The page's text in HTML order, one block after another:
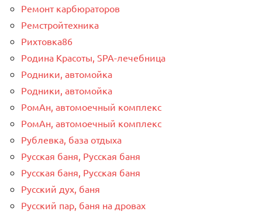
Ремонт карбюраторов
Ремстройтехника
Рихтовка86
Родина Красоты, SPA-лечебница
Родники, автомойка
Родники, автомойка
РомАн, автомоечный комплекс
РомАн, автомоечный комплекс
Рублевка, база отдыха
Русская баня, Русская баня
Русская баня, Русская баня
Русский дух, баня
Русский пар, баня на дровах